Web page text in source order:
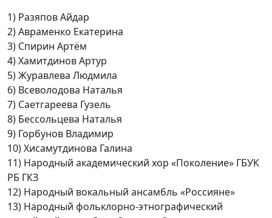
1) Разяпов Айдар
2) Авраменко Екатерина
3) Спирин Артём
4) Хамитдинов Артур
5) Журавлева Людмила
6) Всеволодова Наталья
7) Саетгареева Гузель
8) Бессольцева Наталья
9) Горбунов Владимир
10) Хисамутдинова Галина
11) Народный академический хор «Поколение» ГБУК
РБ ГКЗ
12) Народный вокальный ансамбль «Россияне»
13) Народный фольклорно-этнографический